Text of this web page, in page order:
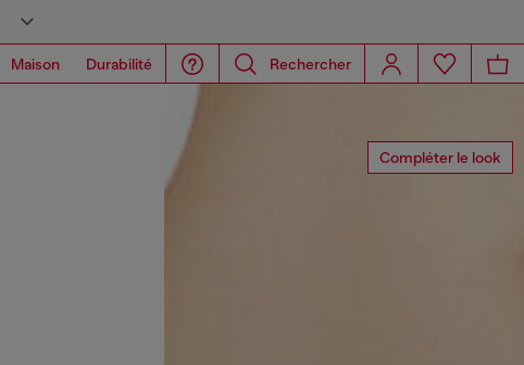
Maison Durabilité Rechercher
Compléter le look